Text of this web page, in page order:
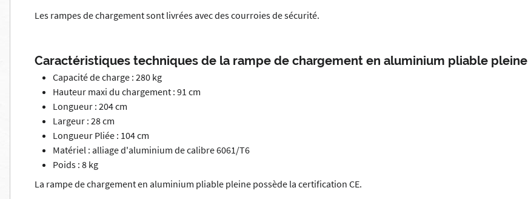
Les rampes de chargement sont livrées avec des courroies de sécurité.
Caractéristiques techniques de la rampe de chargement en aluminium pliable pleine
Capacité de charge : 280 kg
Hauteur maxi du chargement : 91 cm
Longueur : 204 cm
Largeur : 28 cm
Longueur Pliée : 104 cm
Matériel : alliage d'aluminium de calibre 6061/T6
Poids : 8 kg
La rampe de chargement en aluminium pliable pleine possède la certification CE.